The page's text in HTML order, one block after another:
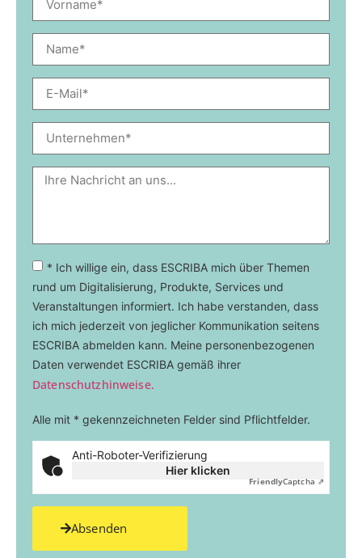
* Ich willige ein, dass ESCRIBA mich über Themen
rund um Digitalisierung, Produkte, Services und
Veranstaltungen informiert. Ich habe verstanden, dass
ich mich jederzeit von jeglicher Kommunikation seitens
ESCRIBA abmelden kann. Meine personenbezogenen
Daten verwendet ESCRIBA gemäß ihrer
Datenschutzhinweise.
Alle mit * gekennzeichneten Felder sind Pflichtfelder.
Anti-Roboter-Verifizierung
Hier klicken
FriendlyCaptcha ⇗
Absenden